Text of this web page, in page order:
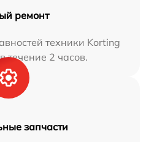
ремонт
техники Korting
течение 2 часов.
запчасти